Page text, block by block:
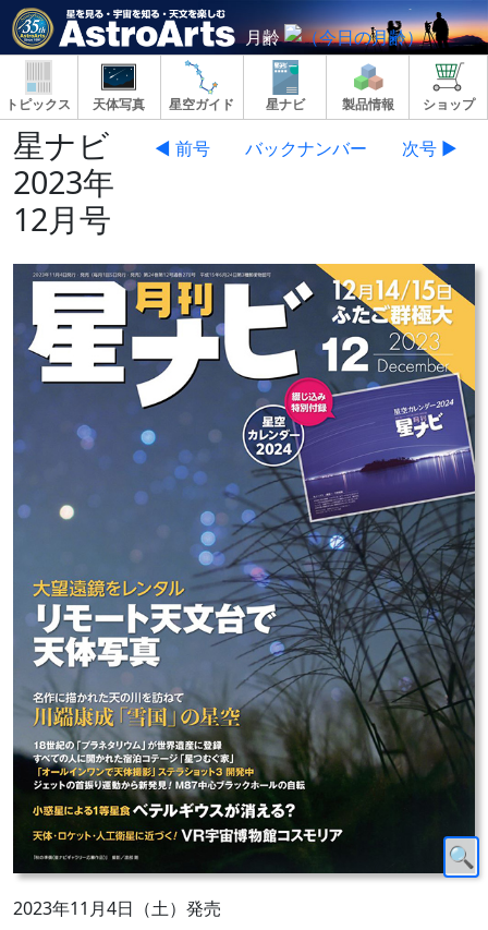
月齢
トピックス 天体写真 星空ガイド 星ナビ 製品情報 ショップ
星ナビ
2023年
12月号
◀ 前号 バックナンバー 次号 ▶
2023年11月4日（土）発売